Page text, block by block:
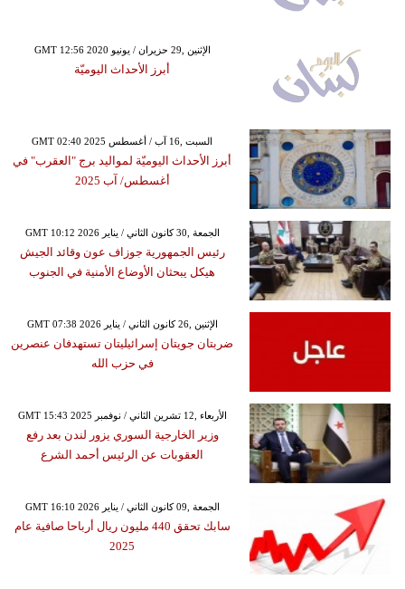
GMT 12:56 2020 الإثنين ,29 حزيران / يونيو
أبرز الأحداث اليوميّة
GMT 02:40 2025 السبت ,16 آب / أغسطس
أبرز الأحداث اليوميّة لمواليد برج "العقرب" في
أغسطس/ آب 2025
GMT 10:12 2026 الجمعة ,30 كانون الثاني / يناير
رئيس الجمهورية جوزاف عون وقائد الجيش
هيكل يبحثان الأوضاع الأمنية في الجنوب
GMT 07:38 2026 الإثنين ,26 كانون الثاني / يناير
ضربتان جويتان إسرائيليتان تستهدفان عنصرين
في حزب الله
GMT 15:43 2025 الأربعاء ,12 تشرين الثاني / نوفمبر
وزير الخارجية السوري يزور لندن بعد رفع
العقوبات عن الرئيس أحمد الشرع
GMT 16:10 2026 الجمعة ,09 كانون الثاني / يناير
سابك تحقق 440 مليون ريال أرباحا صافية عام
2025